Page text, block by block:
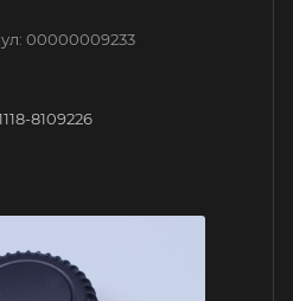
00000009233
8109226